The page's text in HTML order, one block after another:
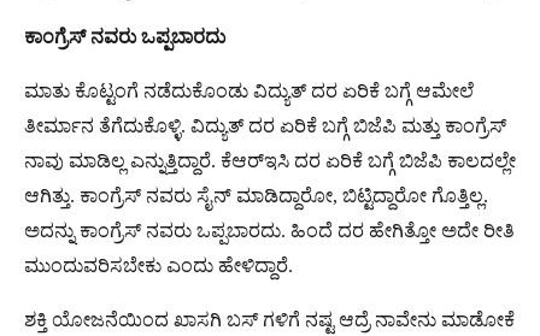
ಕಾಂಗ್ರೆಸ್ ನವರು ಒಪ್ಪಬಾರದು
ಮಾತು ಕೊಟ್ಟಂಗೆ ನಡೆದುಕೊಂಡು ವಿದ್ಯುತ್ ದರ ಏರಿಕೆ ಬಗ್ಗೆ ಆಮೇಲೆ
ತೀರ್ಮಾನ ತೆಗೆದುಕೊಳ್ಳಿ. ವಿದ್ಯುತ್ ದರ ಏರಿಕೆ ಬಗ್ಗೆ ಬಿಜೆಪಿ ಮತ್ತು ಕಾಂಗ್ರೆಸ್
ನಾವು ಮಾಡಿಲ್ಲ ಎನ್ನುತ್ತಿದ್ದಾರೆ. ಕೆಆರ್​ಇಸಿ ದರ ಏರಿಕೆ ಬಗ್ಗೆ ಬಿಜೆಪಿ ಕಾಲದಲ್ಲೇ
ಆಗಿತ್ತು. ಕಾಂಗ್ರೆಸ್ ನವರು ಸೈನ್ ಮಾಡಿದ್ದಾರೋ, ಬಿಟ್ಟಿದ್ದಾರೋ ಗೊತ್ತಿಲ್ಲ.
ಅದನ್ನು ಕಾಂಗ್ರೆಸ್ ನವರು ಒಪ್ಪಬಾರದು. ಹಿಂದೆ ದರ ಹೇಗಿತ್ತೋ ಅದೇ ರೀತಿ
ಮುಂದುವರಿಸಬೇಕು ಎಂದು ಹೇಳಿದ್ದಾರೆ.
ಶಕ್ತಿ ಯೋಜನೆಯಿಂದ ಖಾಸಗಿ ಬಸ್ ಗಳಿಗೆ ನಷ್ಟ ಆದ್ರೆ ನಾವೇನು ಮಾಡೋಕೆ